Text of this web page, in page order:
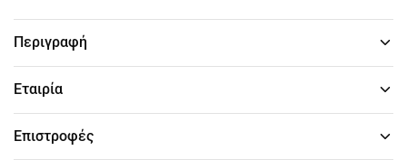
Περιγραφή
Εταιρία
Επιστροφές